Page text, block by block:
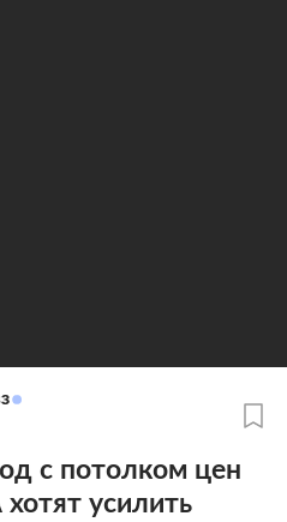
с потолком цен
усилить